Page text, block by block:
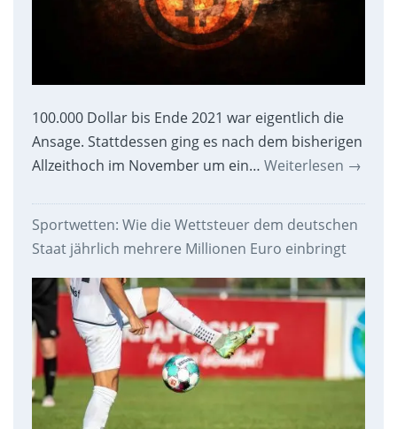
100.000 Dollar bis Ende 2021 war eigentlich die
Ansage. Stattdessen ging es nach dem bisherigen
Allzeithoch im November um ein… Weiterlesen →
Sportwetten: Wie die Wettsteuer dem deutschen
Staat jährlich mehrere Millionen Euro einbringt